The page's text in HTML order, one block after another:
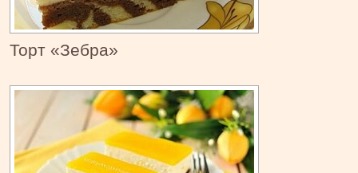
Торт «Зебра»